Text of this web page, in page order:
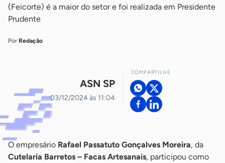
(Feicorte) é a maior do setor e foi realizada em Presidente
Prudente
Por Redação
ASN SP
03/12/2024 às 11:04
COMPARTILHE
O empresário Rafael Passatuto Gonçalves Moreira, da
Cutelaria Barretos – Facas Artesanais, participou como